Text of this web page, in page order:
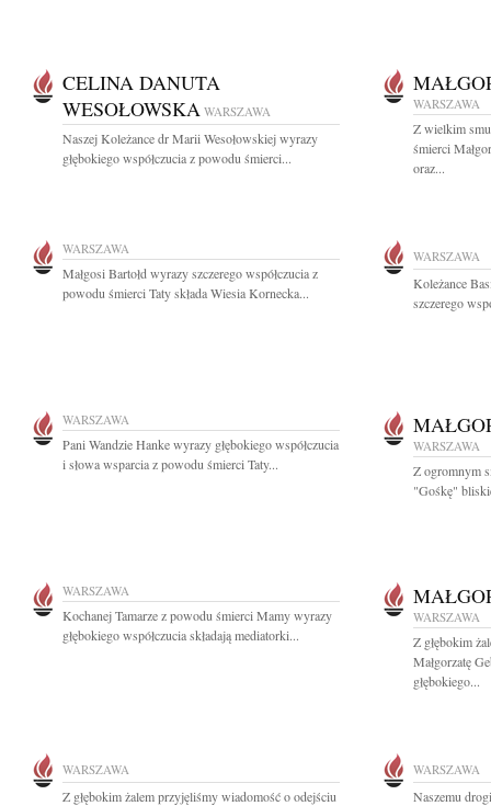
CELINA DANUTA
WESOŁOWSKA WARSZAWA
Naszej Koleżance dr Marii Wesołowskiej wyrazy
głębokiego współczucia z powodu śmierci...
WARSZAWA
Z wielkim
śmierci
oraz...
WARSZAWA
Małgosi Bartołd wyrazy szczerego współczucia z
powodu śmierci Taty składa Wiesia Kornecka...
WARSZAWA
Koleżance
szczerego
WARSZAWA
Pani Wandzie Hanke wyrazy głębokiego współczucia
i słowa wsparcia z powodu śmierci Taty...
WARSZAWA
Z ogromnym
"Gośkę"
WARSZAWA
Kochanej Tamarze z powodu śmierci Mamy wyrazy
głębokiego współczucia składają mediatorki...
WARSZAWA
Z głębokim
Małgorzatę
głębokiego...
WARSZAWA
Z głębokim żalem przyjęliśmy wiadomość o odejściu
WARSZAWA
Naszemu